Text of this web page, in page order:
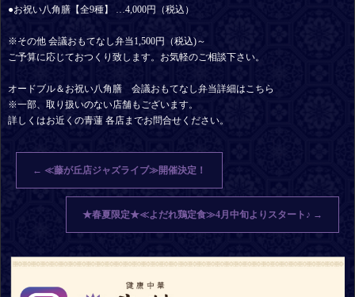
●お祝い八角膳【全9種】 …4,000円（税込）
※その他 会議おもてなし弁当1,500円（税込)～
ご予算に応じておつくり致します。お気軽のご相談下さい。
オードブル＆お祝い八角膳 会議おもてなし弁当詳細はこちら
※一部、取り扱いのない店舗もございます。
詳しくはお近くの青蓮 各店までお問合せください。
← ≪藤が丘店ジャズライブ≫開催決定！
★春夏限定★≪よだれ鶏定食≫4月中旬よりスタート♪ →